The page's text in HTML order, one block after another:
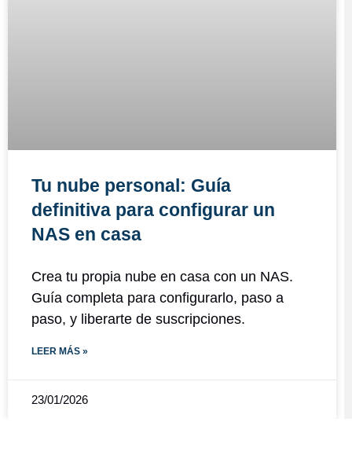
Tu nube personal: Guía
definitiva para configurar un
NAS en casa
Crea tu propia nube en casa con un NAS.
Guía completa para configurarlo, paso a
paso, y liberarte de suscripciones.
LEER MÁS »
23/01/2026